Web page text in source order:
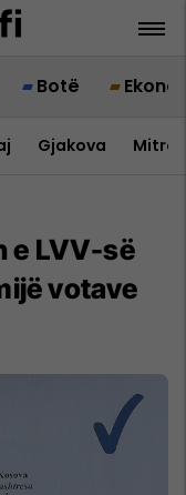
Botë
Gjakova
e LVV-së
votave